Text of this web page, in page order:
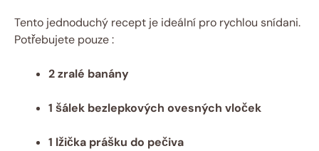
Tento jednoduchý recept je ideální pro rychlou snídani.
Potřebujete pouze :
2 zralé banány
1 šálek bezlepkových ovesných vloček
1 lžička prášku do pečiva